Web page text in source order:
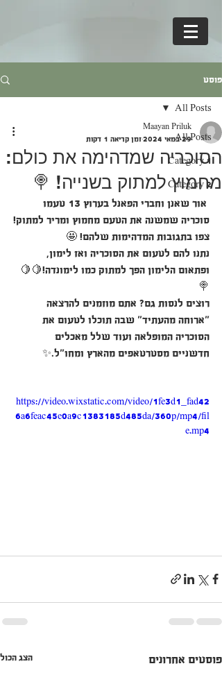
פוסט
All Posts
Category 1
Category 2
All Posts
הסוכריה שמדהימה את כולם:
מחמוץ למתוק בשנייה! 🍭
Maayan Priluk
29 במאי 2024
זמן קריאה 1 דקות
אור שאנן וחברי הפאנל בערוץ 13 טעמו
סוכריה שמשנה את הטעם מחמוץ ומריר למתוק!
צפו בתגובות המדהימות שלהם! 🤩
נתנו להם לטעום את הסוכריה ואז לימון,
ופתאום הלימון הפך למתוק כמו לימונדה!🍋🍋
🍭
רוצים לנסות גם? אתם מוזמנים להרצאה
"ארוחה מהעתיד" שבה תוכלו לטעום את
הסוכריה המופלאה ועוד שלל מאכלים
חדשניים מסטרטאפים מהארץ ומחו"ל.✨
https://video.wixstatic.com/video/1fe3d1_fad42
6a6feac45e0a9c1383185d485da/360p/mp4/fil
e.mp4
פוסטים אחרונים הצג הכול